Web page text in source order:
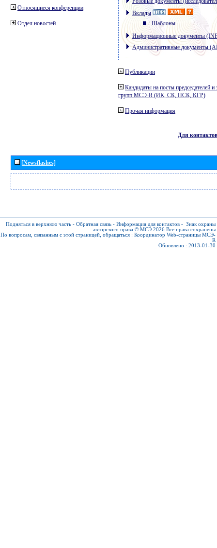
Относящиеся конференции
Отдел новостей
Вклады
Шаблоны
Информационные документы
Административные документы
Публикации
Кандидаты на посты председателей и
групп МСЭ-R (ИК, СК, ПСК, КГР)
Прочая информация
Для контактов
[Newsflashes]
Подняться в верхнюю часть - Обратная связь - Информация для контактов - Знак охраны
авторского права © МСЭ 2026 Все права сохранены
По вопросам, связанным с этой страницей, обращаться : Координатор Web-страницы МСЭ-
R
Обновлено : 2013-01-30